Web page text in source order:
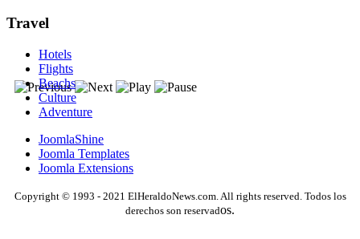
Travel
Hotels
Flights
Beachs
Culture
Adventure
JoomlaShine
Joomla Templates
Joomla Extensions
Copyright © 1993 - 2021 ElHeraldoNews.com. All rights reserved. Todos los
derechos son reservados.